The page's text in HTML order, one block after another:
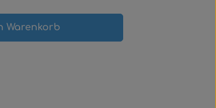
Wert ein oder
Warenkorb